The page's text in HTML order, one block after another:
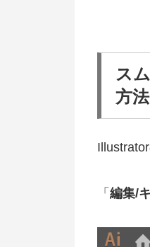
ス
方法
「 編集/